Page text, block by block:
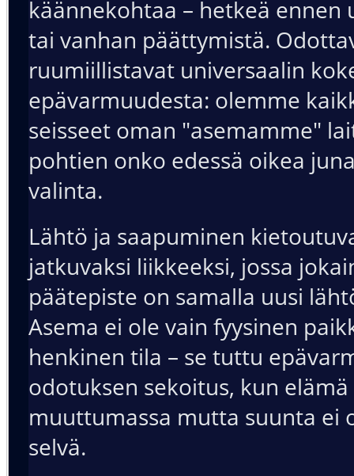
käännekohtaa – hetkeä ennen
tai vanhan päättymistä.
ruumiillistavat universaalin
epävarmuudesta: olemme
seisseet oman "asemamme"
pohtien onko edessä oikea
valinta.
Lähtö ja saapuminen
jatkuvaksi liikkeeksi, jossa
päätepiste on samalla uusi
Asema ei ole vain fyysinen
henkinen tila – se tuttu
odotuksen sekoitus, kun
muuttumassa mutta suunta ei
selvä.